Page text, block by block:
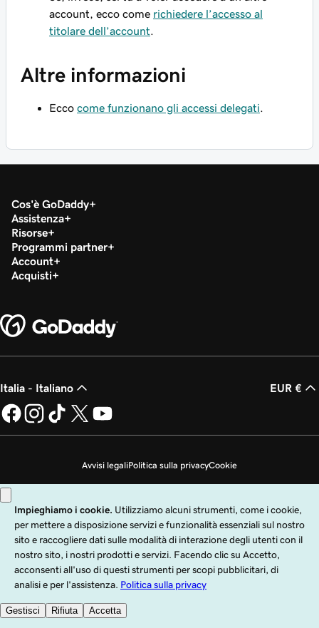
account, ecco come richiedere l’accesso al
titolare dell’account
Altre informazioni
Ecco come funzionano gli accessi delegati
Cos'è GoDaddy
Assistenza
Risorse
Programmi partner
Account
Acquisti
Italia - Italiano EUR €
Avvisi legaliPolitica sulla privacyCookie
Copyright © 1999 - 2026 GoDaddy Operating Company, LLC. Tutti i diritti
riservati. Il nome GoDaddy è un marchio di fabbrica registrato di GoDaddy
Operating Company, LLC negli Stati Uniti e in altri paesi. Il logo "GO" è un
marchio di fabbrica registrato di GoDaddy.com, LLC negli Stati Uniti.
L'utilizzo di questo sito è soggetto ai Termini di utilizzo Express. Con l'utilizzo
di questo sito l'utente accetta come vincolanti tali